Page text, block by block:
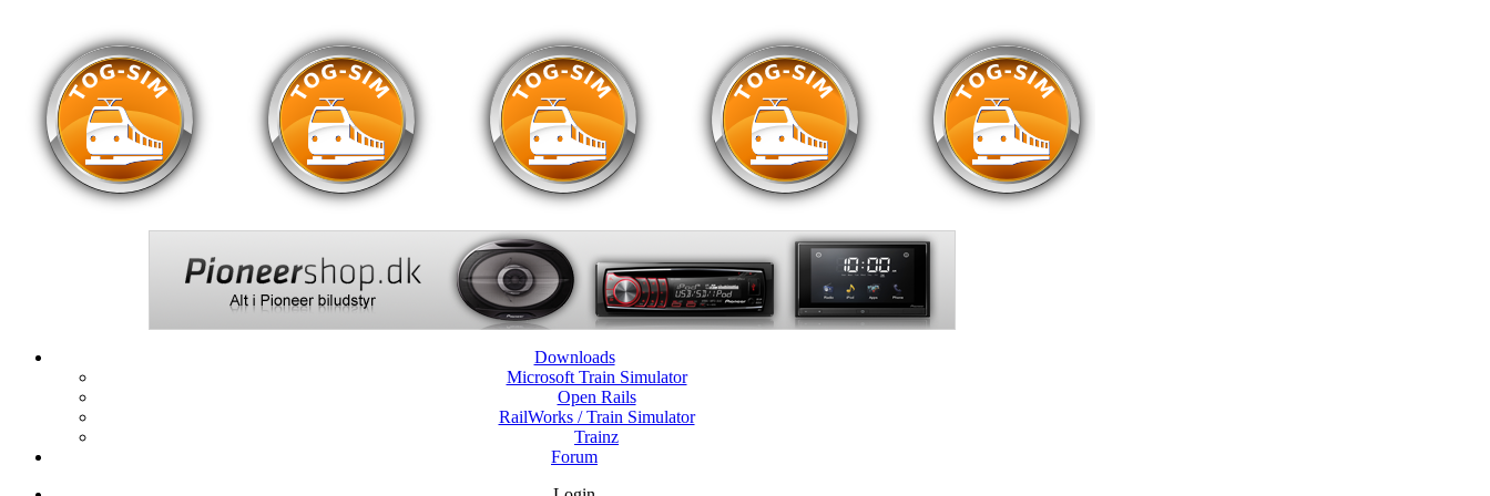
Downloads
Microsoft Train Simulator
Open Rails
RailWorks / Train Simulator
Trainz
Forum